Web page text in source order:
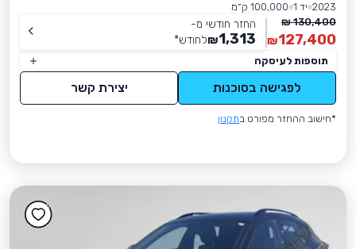
2023 יד 1
100,000 ק״מ
130,400 ₪
127,400
₪
החזר חודשי מ-
1,313
₪לחודש*
תוספות לעיסקה
לפגישה בסוכנות יצירת קשר
*חישוב ההחזר מפורט בתקנון